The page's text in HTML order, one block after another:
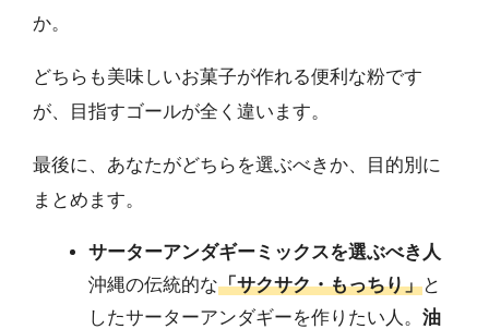
か。
どちらも美味しいお菓子が作れる便利な粉です
が、目指すゴールが全く違います。
最後に、あなたがどちらを選ぶべきか、目的別に
まとめます。
サーターアンダギーミックスを選ぶべき人
沖縄の伝統的な「サクサク・もっちり」と
したサーターアンダギーを作りたい人。 油